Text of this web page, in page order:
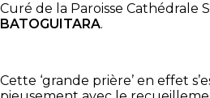
Curé de la Paroisse Cathédrale
BATOGUITARA.
Cette ‘grande prière’ en effet